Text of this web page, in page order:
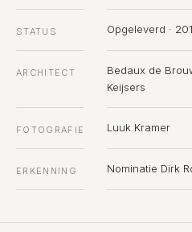
STATUS Opgeleverd ·
ARCHITECT
Bedaux de
Keijsers
FOTOGRAFIE Luuk Kramer
ERKENNING Nominatie Dirk